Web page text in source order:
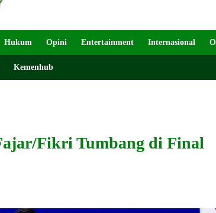
Hukum Opini Entertainment Internasional
Kemenhub
Fikri Tumbang di Final